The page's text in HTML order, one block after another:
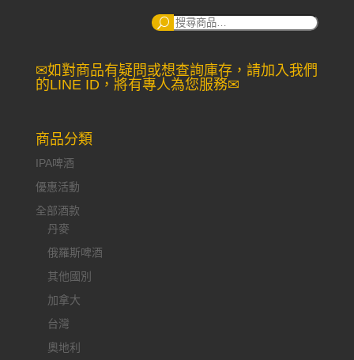
搜
✉如對商品有疑問或想查詢庫存，請加入我們
的LINE ID，將有專人為您服務✉
商品分類
IPA啤酒
優惠活動
全部酒款
丹麥
俄羅斯啤酒
其他國別
加拿大
台灣
奧地利